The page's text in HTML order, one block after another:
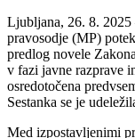
Ljubljana, 26. 8.
pravosodje (MP)
predlog novele
v fazi javne razprave
osredotočena
Sestanka se je
Med izpostavljenimi